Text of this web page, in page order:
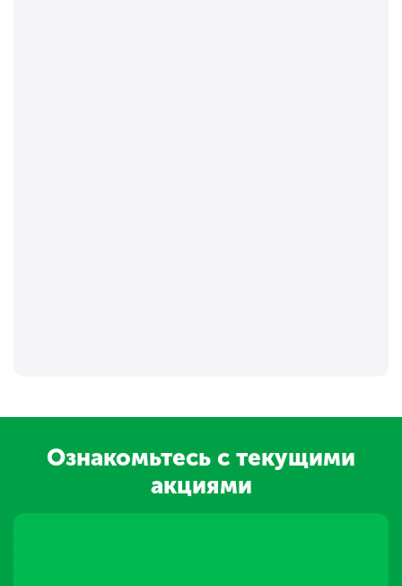
Ознакомьтесь с текущими
акциями